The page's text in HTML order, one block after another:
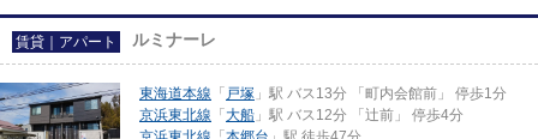
賃貸｜アパート ルミナーレ
東海道本線 「 戸塚 」駅 バス13分 「町内会館前」 停歩1分
京浜東北線 「 大船 」駅 バス12分 「辻前」 停歩4分